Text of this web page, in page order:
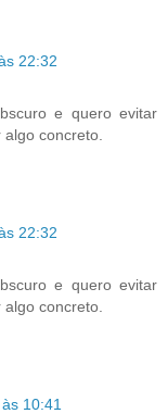
22:32
e quero evitar
concreto.
22:32
e quero evitar
concreto.
10:41